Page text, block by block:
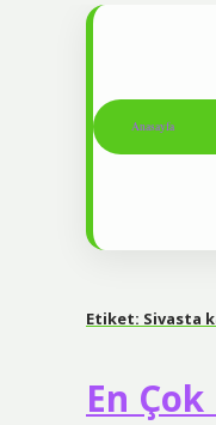
Anasayfa
Etiket: Sivasta
En